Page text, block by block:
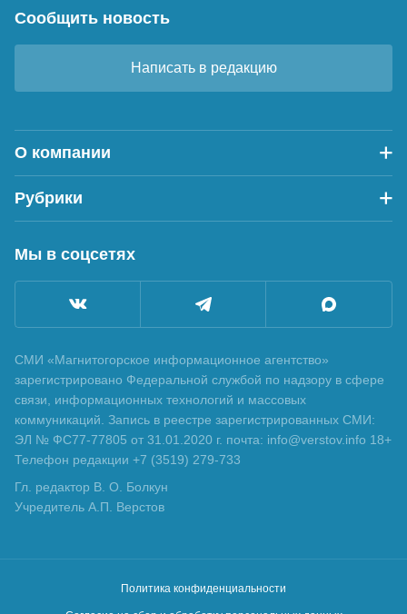
Сообщить новость
Написать в редакцию
О компании
Рубрики
Мы в соцсетях
СМИ «Магнитогорское информационное агентство»
зарегистрировано Федеральной службой по надзору в сфере
связи, информационных технологий и массовых
коммуникаций. Запись в реестре зарегистрированных СМИ:
ЭЛ № ФС77-77805 от 31.01.2020 г. почта: info@verstov.info 18+
Телефон редакции +7 (3519) 279-733
Гл. редактор В. О. Болкун
Учредитель А.П. Верстов
Политика конфиденциальности